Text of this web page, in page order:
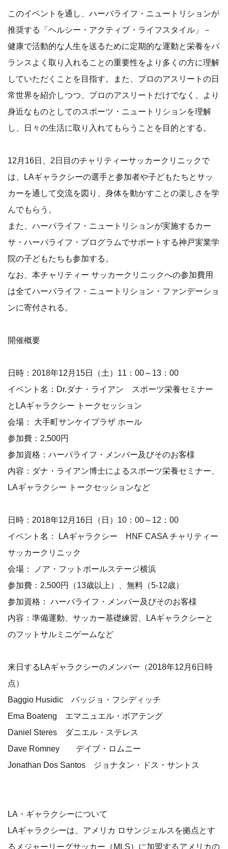
このイベントを通し、ハーバライフ・ニュートリションが
推奨する「ヘルシー・アクティブ・ライフスタイル」－
健康で活動的な人生を送るために定期的な運動と栄養をバ
ランスよく取り入れることの重要性をより多くの方に理解
していただくことを目指す。また、プロのアスリートの日
常世界を紹介しつつ、プロのアスリートだけでなく、より
身近なものとしてのスポーツ・ニュートリションを理解
し、日々の生活に取り入れてもらうことを目的とする。
12月16日、2日目のチャリティーサッカークリニックで
は、LAギャラクシーの選手と参加者や子どもたちとサッ
カーを通して交流を図り、身体を動かすことの楽しさを学
んでもらう。
また、ハーバライフ・ニュートリションが実施するカー
サ・ハーバライフ・プログラムでサポートする神戸実業学
院の子どもたちも参加する。
なお、本チャリティー サッカークリニックへの参加費用
は全てハーバライフ・ニュートリション・ファンデーショ
ンに寄付される。
開催概要
日時：2018年12月15日（土）11：00～13：00
イベント名：Dr.ダナ・ライアン スポーツ栄養セミナー
とLAギャラクシー トークセッション
会場： 大手町サンケイプラザ ホール
参加費：2,500円
参加資格：ハーバライフ・メンバー及びそのお客様
内容：ダナ・ライアン博士によるスポーツ栄養セミナー、
LAギャラクシー トークセッションなど
日時：2018年12月16日（日）10：00～12：00
イベント名： LAギャラクシー HNF CASA チャリティー
サッカークリニック
会場： ノア・フットボールステージ横浜
参加費：2,500円（13歳以上）、無料（5-12歳）
参加資格： ハーバライフ・メンバー及びそのお客様
内容：準備運動、サッカー基礎練習、LAギャラクシーと
のフットサルミニゲームなど
来日するLAギャラクシーのメンバー（2018年12月6日時
点）
Baggio Husidic バッジョ・フシディッチ
Ema Boateng エマニュエル・ボアテング
Daniel Steres ダニエル・ステレス
Dave Romney デイブ・ロムニー
Jonathan Dos Santos ジョナタン・ドス・サントス
LA・ギャラクシーについて
LAギャラクシーは、アメリカ ロサンジェルスを拠点とす
るメジャーリーグサッカー（MLS）に加盟するアメリカの